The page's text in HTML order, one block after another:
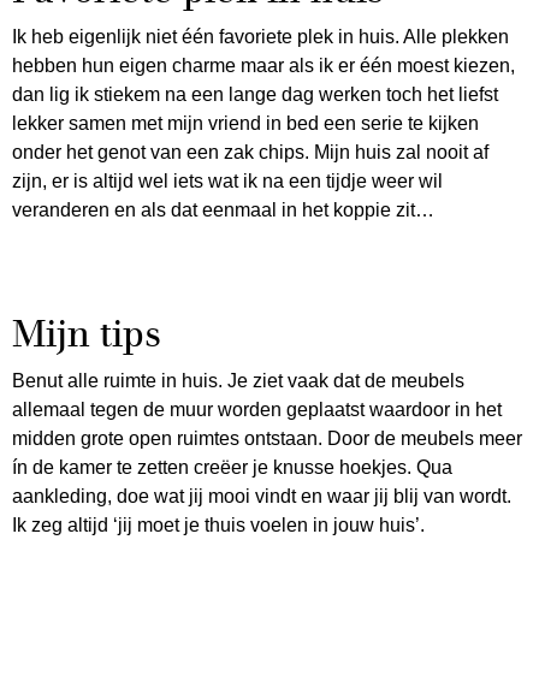
Ik heb eigenlijk niet één favoriete plek in huis. Alle plekken
hebben hun eigen charme maar als ik er één moest kiezen,
dan lig ik stiekem na een lange dag werken toch het liefst
lekker samen met mijn vriend in bed een serie te kijken
onder het genot van een zak chips. Mijn huis zal nooit af
zijn, er is altijd wel iets wat ik na een tijdje weer wil
veranderen en als dat eenmaal in het koppie zit…
Mijn tips
Benut alle ruimte in huis. Je ziet vaak dat de meubels
allemaal tegen de muur worden geplaatst waardoor in het
midden grote open ruimtes ontstaan. Door de meubels meer
ín de kamer te zetten creëer je knusse hoekjes. Qua
aankleding, doe wat jij mooi vindt en waar jij blij van wordt.
Ik zeg altijd ‘jij moet je thuis voelen in jouw huis’.